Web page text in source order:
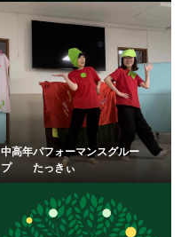
中高年パフォーマンスグルー
プ たっきぃ